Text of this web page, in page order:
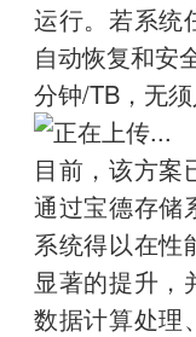
运行。若系统
自动恢复和安
分钟/TB，无
目前，该方案
通过宝德存储
系统得以在性
显著的提升，
数据计算处理